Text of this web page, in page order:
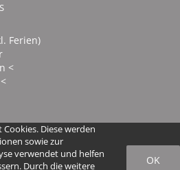
Ferien)
<
Diese werden
sowie zur
verwendet und helfen
Durch die weitere
OK